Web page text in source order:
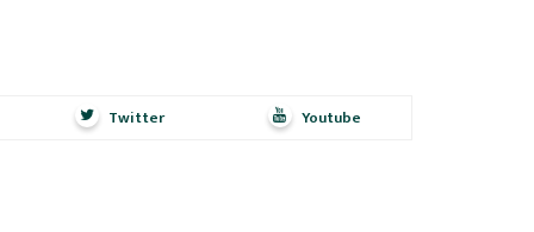
Twitter Youtube